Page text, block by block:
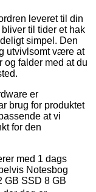
leveret til din
til tider et hak
simpel. Den
utvivlsomt være at
og falder med at du
er
brug for produktet
at vi
for den
med 1 dags
Notesbog
GB SSD 8 GB